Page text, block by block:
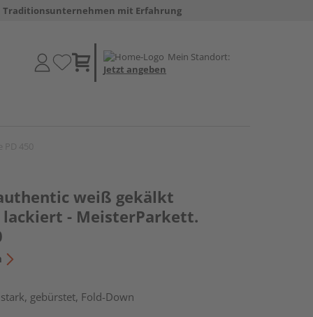
Traditionsunternehmen mit Erfahrung
Mein Standort:
Jetzt angeben
weiß gekälkt
lackiert - MeisterParkett.
gebürstet, Fold-Down